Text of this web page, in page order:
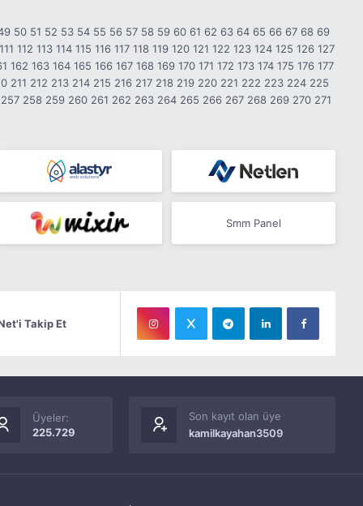
50 51 52 53 54 55 56 57 58 59 60 61 62 63 64 65 66 67 68 69
111 112 113 114 115 116 117 118 119 120 121 122 123 124 125 126 127
162 163 164 165 166 167 168 169 170 171 172 173 174 175 176 177
211 212 213 214 215 216 217 218 219 220 221 222 223 224 225
257 258 259 260 261 262 263 264 265 266 267 268 269 270 271
Smm Panel
Takip Et
Üyeler:
225.729
Son kayıt olan üye
kamilkayahan3509